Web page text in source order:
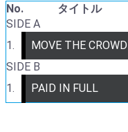
No. タイトル
SIDE A
1.
MOVE THE CROWD
SIDE B
1.
PAID IN FULL